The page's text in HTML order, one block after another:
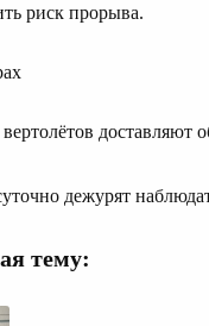
риск прорыва.
доставляют
дежурят
тему: